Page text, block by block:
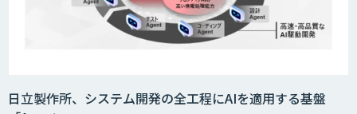
日立製作所、システム開発の全工程にAIを適用する基盤